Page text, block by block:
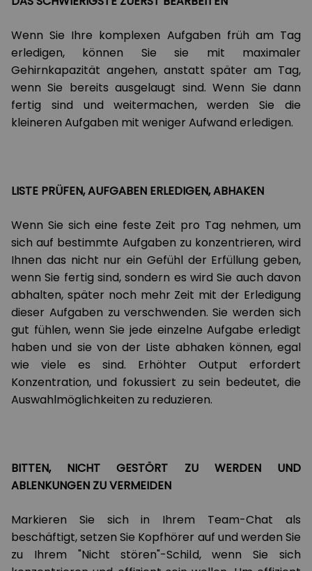
Wenn Sie Ihre komplexen Aufgaben früh am Tag
erledigen, können Sie sie mit maximaler
Gehirnkapazität angehen, anstatt später am Tag,
wenn Sie bereits ausgelaugt sind. Wenn Sie dann
fertig sind und weitermachen, werden Sie die
kleineren Aufgaben mit weniger Aufwand erledigen.
LISTE PRÜFEN, AUFGABEN ERLEDIGEN, ABHAKEN
Wenn Sie sich eine feste Zeit pro Tag nehmen, um
sich auf bestimmte Aufgaben zu konzentrieren, wird
Ihnen das nicht nur ein Gefühl der Erfüllung geben,
wenn Sie fertig sind, sondern es wird Sie auch davon
abhalten, später noch mehr Zeit mit der Erledigung
dieser Aufgaben zu verschwenden. Sie werden sich
gut fühlen, wenn Sie jede einzelne Aufgabe erledigt
haben und sie von der Liste abhaken können, egal
wie viele es sind. Erhöhter Output erfordert
Konzentration, und fokussiert zu sein bedeutet, die
Auswahlmöglichkeiten zu reduzieren.
BITTEN, NICHT GESTÖRT ZU WERDEN UND
ABLENKUNGEN ZU VERMEIDEN
Markieren Sie sich in Ihrem Team-Chat als
beschäftigt, setzen Sie Kopfhörer auf und werden Sie
zu Ihrem "Nicht stören"-Schild, wenn Sie sich